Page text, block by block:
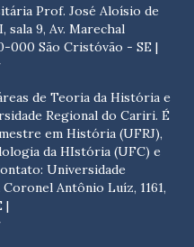
Prof. José Aloísio de
sala 9, Av. Marechal
000 São Cristóvão - SE |
de Teoria da História e
Regional do Cariri. É
em História (UFRJ),
da HIstória (UFC) e
Universidade
Antônio Luíz, 1161,
|